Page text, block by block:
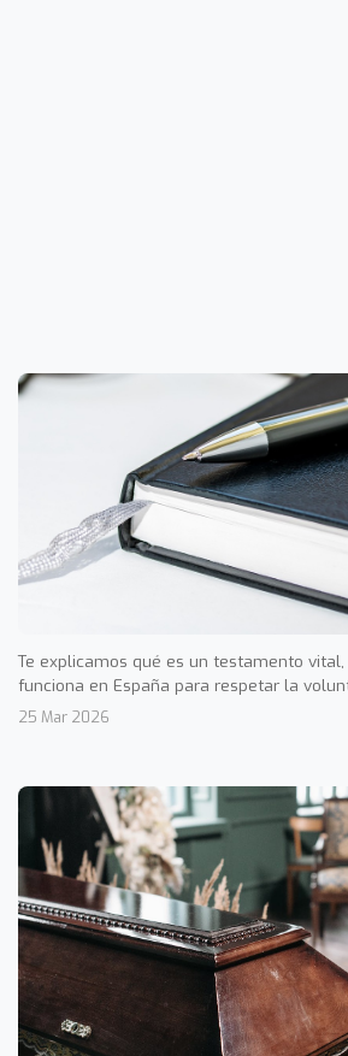
Te explicamos qué es un testamento
funciona en España para respetar la
25 Mar 2026